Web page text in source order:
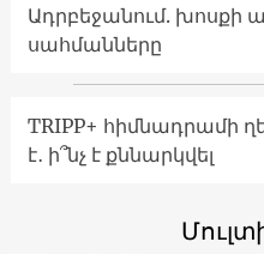
Ադրբեջանում. խոսքի
սահմանները
TRIPP+ հիմնադրամի
է․ ի՞նչ է քննարկվել